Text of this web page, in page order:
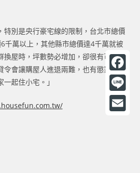
特別是央行豪宅線的限制，台北市總價
千萬以上，其他縣市總價達4千萬就被
換屋時，坪數勢必增加，卻很有可能超
令會讓購屋人進退兩難，也有懲罰三代
起住小宅。」
F
a
c
L